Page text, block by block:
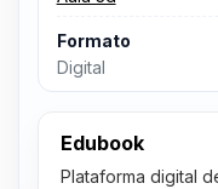
Formato
Digital
Edubook
Plataforma digital